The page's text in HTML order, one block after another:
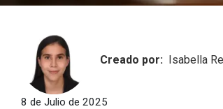
Creado por: Isabella
8 de Julio de 2025